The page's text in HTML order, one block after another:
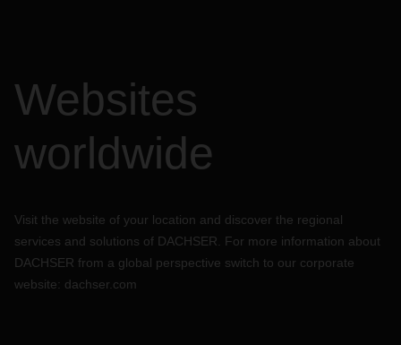
Websites
worldwide
Visit the website of your location and discover the regional
services and solutions of DACHSER. For more information about
DACHSER from a global perspective switch to our corporate
website: dachser.com